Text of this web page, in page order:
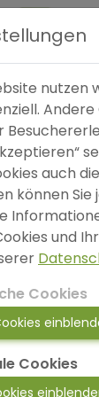
darin,
nutzen
auch
können
und
Cookies
Cookies